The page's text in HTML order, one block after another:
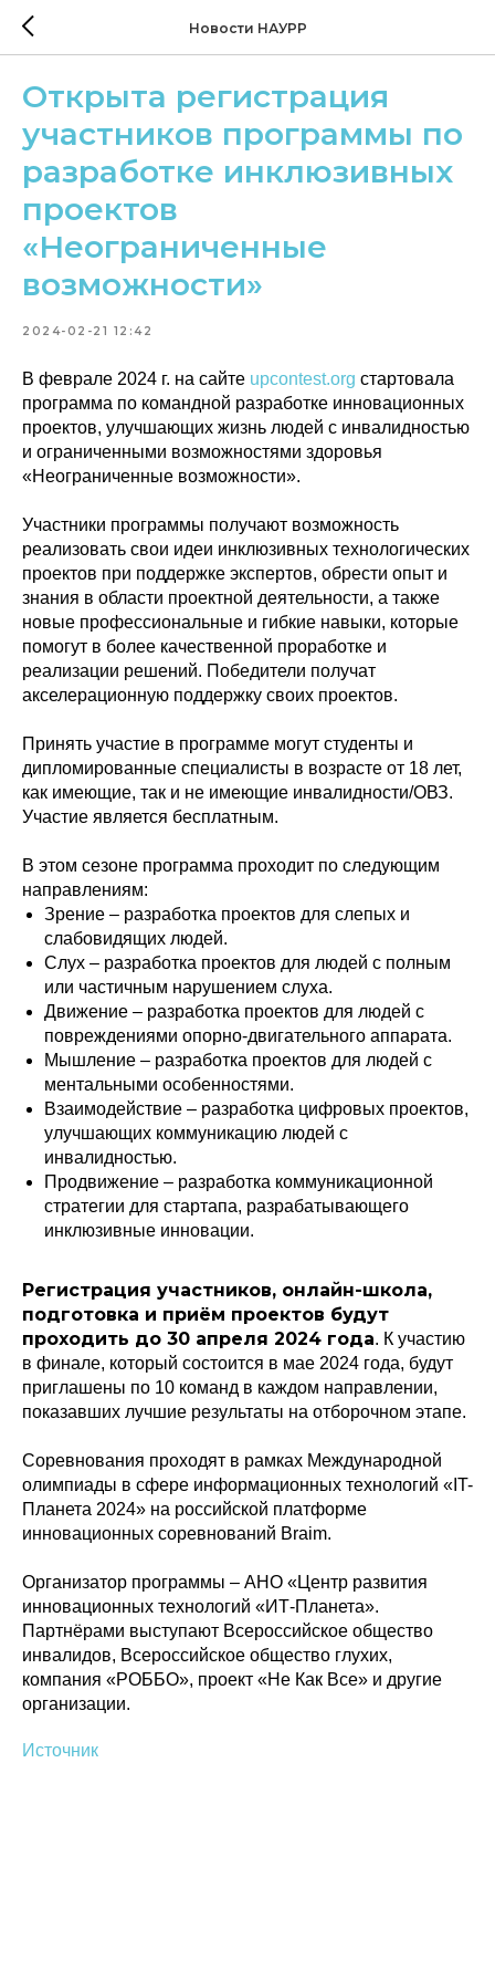
Новости НАУРР
Открыта регистрация
участников программы по
разработке инклюзивных
проектов
«Неограниченные
возможности»
2024-02-21 12:42
В феврале 2024 г. на сайте upcontest.org стартовала
программа по командной разработке инновационных
проектов, улучшающих жизнь людей с инвалидностью
и ограниченными возможностями здоровья
«Неограниченные возможности».
Участники программы получают возможность
реализовать свои идеи инклюзивных технологических
проектов при поддержке экспертов, обрести опыт и
знания в области проектной деятельности, а также
новые профессиональные и гибкие навыки, которые
помогут в более качественной проработке и
реализации решений. Победители получат
акселерационную поддержку своих проектов.
Принять участие в программе могут студенты и
дипломированные специалисты в возрасте от 18 лет,
как имеющие, так и не имеющие инвалидности/ОВЗ.
Участие является бесплатным.
В этом сезоне программа проходит по следующим
направлениям:
Зрение – разработка проектов для слепых и
слабовидящих людей.
Слух – разработка проектов для людей с полным
или частичным нарушением слуха.
Движение – разработка проектов для людей с
повреждениями опорно-двигательного аппарата.
Мышление – разработка проектов для людей с
ментальными особенностями.
Взаимодействие – разработка цифровых проектов,
улучшающих коммуникацию людей с
инвалидностью.
Продвижение – разработка коммуникационной
стратегии для стартапа, разрабатывающего
инклюзивные инновации.
Регистрация участников, онлайн-школа,
подготовка и приём проектов будут
проходить до 30 апреля 2024 года. К участию
в финале, который состоится в мае 2024 года, будут
приглашены по 10 команд в каждом направлении,
показавших лучшие результаты на отборочном этапе.
Соревнования проходят в рамках Международной
олимпиады в сфере информационных технологий «IT-
Планета 2024» на российской платформе
инновационных соревнований Braim.
Организатор программы – АНО «Центр развития
инновационных технологий «ИТ-Планета».
Партнёрами выступают Всероссийское общество
инвалидов, Всероссийское общество глухих,
компания «РОББО», проект «Не Как Все» и другие
организации.
Источник
© 2015-2026 НАУРР. Все права защищены. При использовании материалов
ссылка на ROBOTUNION.RU — обязательна
© 2015-2026 НАУРР. Все права защищены.
При использовании материалов ссылка на ROBOTUNION.RU — обязательна